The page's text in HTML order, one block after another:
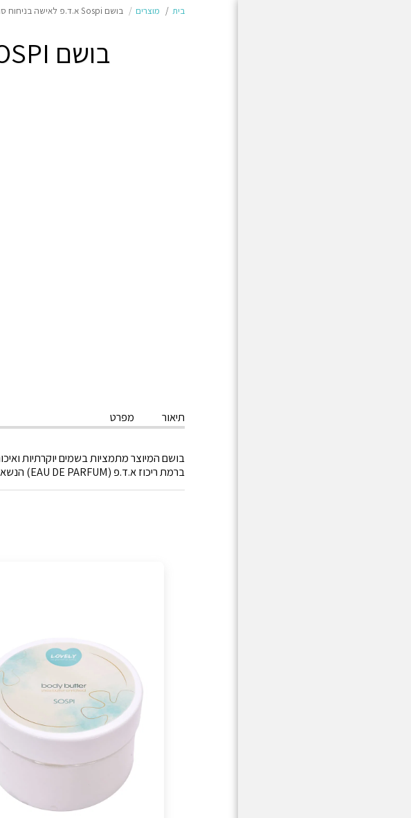
בית מוצרים בושם Sospi א.ד.פ לאישה בניחוח סוספירו אופרה
בושם SOSPI א.ד.פ לאישה בניחוח סוספירו אופרה
תיאור מפרט
בושם המיוצר מתמציות בשמים יוקרתיות
ברמת ריכוז א.ד.פ (EAU DE PARFUM) הנשאר לאורך זמן רב על הגוף.